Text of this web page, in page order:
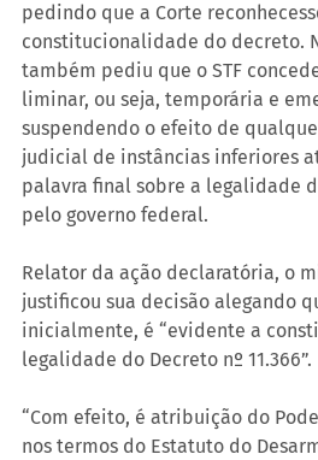
pedindo que a Corte
constitucionalidade do decreto.
também pediu que o STF
liminar, ou seja, temporária e
suspendendo o efeito de
judicial de instâncias inferiores
palavra final sobre a legalidade
pelo governo federal.
Relator da ação declaratória, o
justificou sua decisão alegando
inicialmente, é “evidente a
legalidade do Decreto nº 11.366”.
“Com efeito, é atribuição do
nos termos do Estatuto do